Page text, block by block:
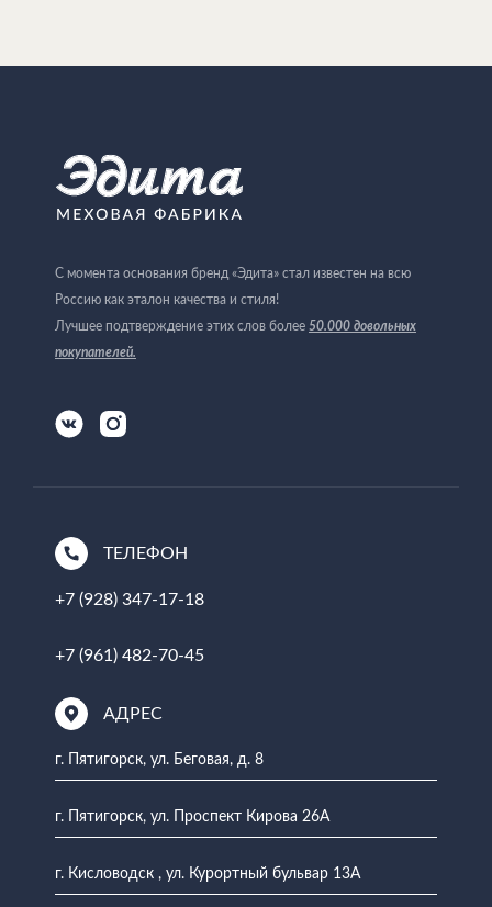
С момента основания бренд «Эдита» стал известен на всю
Россию как эталон качества и стиля!
Лучшее подтверждение этих слов более 50.000 довольных
покупателей.
ТЕЛЕФОН
+7 (928) 347-17-18
+7 (961) 482-70-45
АДРЕС
г. Пятигорск, ул. Беговая, д. 8
г. Пятигорск, ул. Проспект Кирова 26А
г. Кисловодск , ул. Курортный бульвар 13А